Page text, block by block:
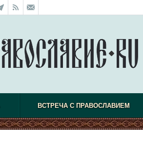
ВСТРЕЧА С ПРАВОСЛАВИЕМ